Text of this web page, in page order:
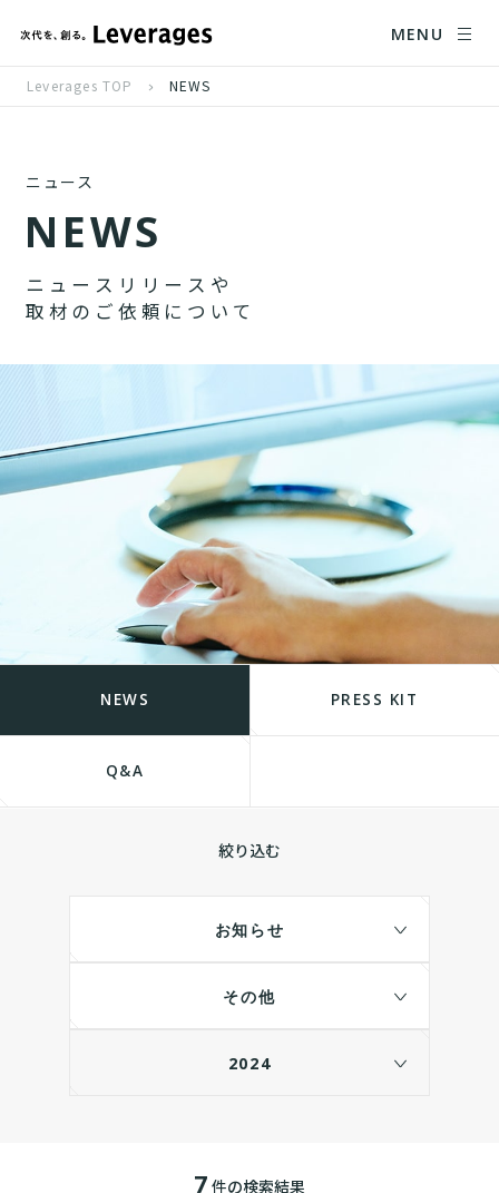
MENU
Leverages TOP NEWS
ニュース
NEWS
ニ ュ ー ス リ リ ー ス や
取 材 の ご 依 頼 に つ い て
NEWS PRESS KIT
Q&A
絞り込む
お知らせ
その他
2024
7 件の検索結果